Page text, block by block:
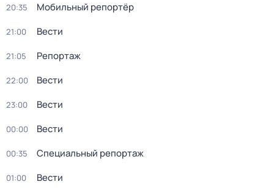
20:35 Мобильный репортёр
21:00 Вести
21:05 Репортаж
22:00 Вести
23:00 Вести
00:00 Вести
00:35 Специальный репортаж
01:00 Вести